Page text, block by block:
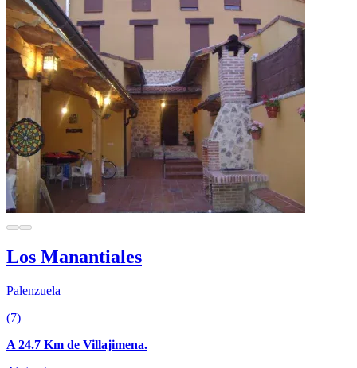
Los Manantiales
Palenzuela
(7)
A 24.7 Km de Villajimena.